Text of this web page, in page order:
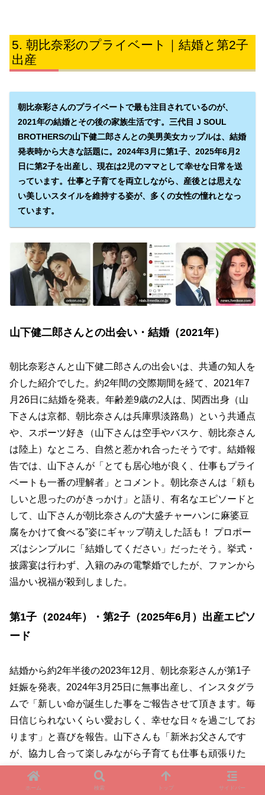
朝比奈彩のプライベート｜結婚と第2子
出産
朝比奈彩さんのプライベートで最も注目されているのが、
2021年の結婚とその後の家族生活です。三代目 J SOUL
BROTHERSの山下健二郎さんとの美男美女カップルは、結婚
発表時から大きな話題に。2024年3月に第1子、2025年6月2
日に第2子を出産し、現在は2児のママとして幸せな日常を送
っています。仕事と子育てを両立しながら、産後とは思えな
い美しいスタイルを維持する姿が、多くの女性の憧れとなっ
ています。
山下健二郎さんとの出会い・結婚（2021年）
朝比奈彩さんと山下健二郎さんの出会いは、共通の知人を
介した紹介でした。約2年間の交際期間を経て、2021年7
月26日に結婚を発表。年齢差9歳の2人は、関西出身（山
下さんは京都、朝比奈さんは兵庫県淡路島）という共通点
や、スポーツ好き（山下さんは空手やバスケ、朝比奈さん
は陸上）なところ、自然と惹かれ合ったそうです。結婚報
告では、山下さんが「とても居心地が良く、仕事もプライ
ベートも一番の理解者」とコメント。朝比奈さんは「頼も
しいと思ったのがきっかけ」と語り、有名なエピソードと
して、山下さんが朝比奈さんの“大盛チャーハンに麻婆豆
腐をかけて食べる”姿にギャップ萌えした話も！ プロポー
ズはシンプルに「結婚してください」だったそう。挙式・
披露宴は行わず、入籍のみの電撃婚でしたが、ファンから
温かい祝福が殺到しました。
第1子（2024年）・第2子（2025年6月）出産エピソ
ード
結婚から約2年半後の2023年12月、朝比奈彩さんが第1子
妊娠を発表。2024年3月25日に無事出産し、インスタグラ
ムで「新しい命が誕生した事をご報告させて頂きます。毎
日信じられないくらい愛おしく、幸せな日々を過ごしてお
ります」と喜びを報告。山下さんも「新米お父さんです
が、協力し合って楽しみながら子育ても仕事も頑張りた
い」とコメントしました。さらに、2025年1月1日に第2子
妊娠が明らかになり（年子！）、2025年6月2日に第2子を
ホーム 検索 トップ サイドバー